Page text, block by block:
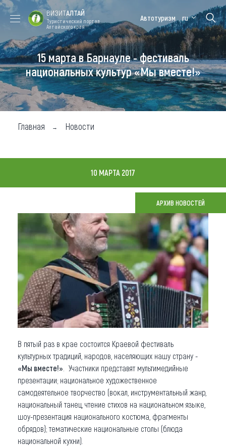
Форум VISIT
ALTAI
Цветение
маральника
Медицинский
форум
Алтайская
зимовка
Туры
Где побывать
Чем заняться
Где остановиться
Новости
Что привезти (сувениры)
О регионе
Коллекция впечатлений
Другие рубрики
ВИЗИТАЛТАЙ
Туристический портал
Алтайского края
Автотуризм ru
15 марта в Барнауле - фестиваль
национальных культур «Мы вместе!»
Главная Новости
10 МАРТА 2017
АРХИВ НОВОСТЕЙ
В пятый раз в крае состоится Краевой фестиваль
культурных традиций, народов, населяющих нашу страну -
«Мы вместе!» . Участники представят мультимедийные
презентации; национальное художественное
самодеятельное творчество (вокал, инструментальный жанр,
национальный танец, чтение стихов на национальном языке,
шоу-презентация национального костюма, фрагменты
обрядов); тематические национальные столы (блюда
национальной кухни).